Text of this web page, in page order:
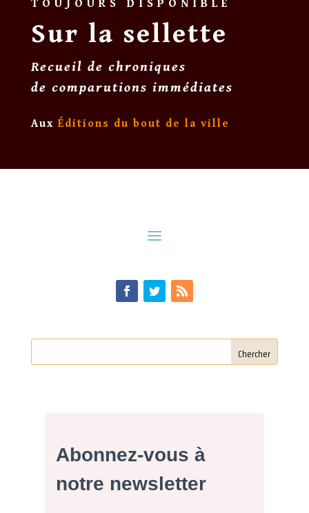
TOUJOURS DISPONIBLE
Sur la sellette
Recueil de chroniques
de comparutions immédiates
Aux Éditions du bout de la ville